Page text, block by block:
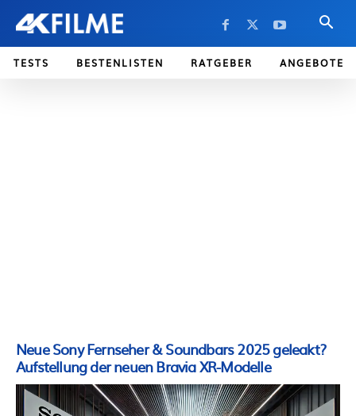
TESTS BESTENLISTEN RATGEBER ANGEBOTE
Neue Sony Fernseher & Soundbars 2025 geleakt?
Aufstellung der neuen Bravia XR-Modelle